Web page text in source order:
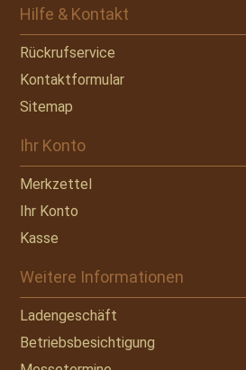
Hilfe & Kontakt
Rückrufservice
Kontaktformular
Sitemap
Ihr Konto
Merkzettel
Ihr Konto
Kasse
Weitere Informationen
Ladengeschäft
Betriebsbesichtigung